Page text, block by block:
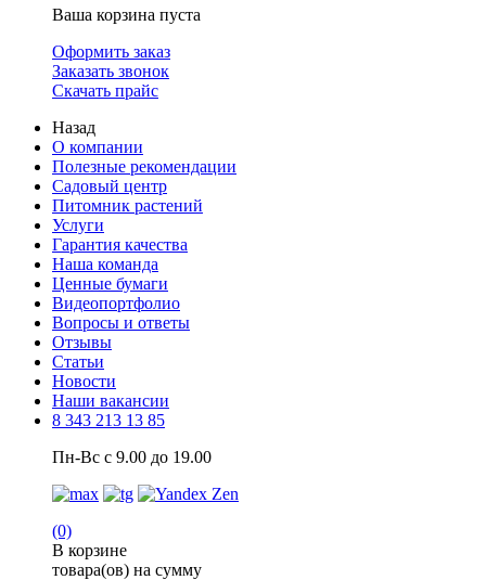
Ваша корзина пуста
Оформить заказ
Заказать звонок
Скачать прайс
Назад
О компании
Полезные рекомендации
Садовый центр
Питомник растений
Услуги
Гарантия качества
Наша команда
Ценные бумаги
Видеопортфолио
Вопросы и ответы
Отзывы
Статьи
Новости
Наши вакансии
8 343 213 13 85
Пн-Вс с 9.00 до 19.00
(0)
В корзине
товара(ов) на сумму